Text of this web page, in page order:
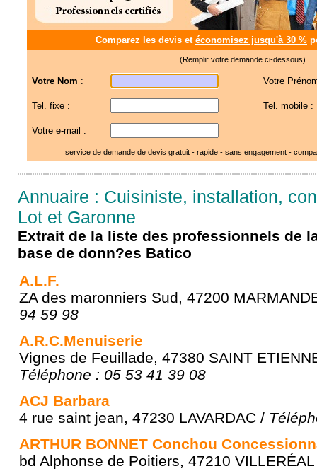
Comparez les devis et économisez jusqu'à 30 %
(Remplir votre demande ci-dessous)
Votre Nom : Votre
Tel. fixe : Tel. mobile :
Votre e-mail :
service de demande de devis gratuit - rapide - sans engagement -
Annuaire : Cuisiniste, installation,
Lot et Garonne
Extrait de la liste des professionnels de
base de donn?es Batico
A.L.F.
ZA des maronniers Sud, 47200
94 59 98
A.R.C.Menuiserie
Vignes de Feuillade, 47380 SAINT
Téléphone : 05 53 41 39 08
ACJ Barbara
4 rue saint jean, 47230 LAVARDAC /
ARTHUR BONNET Conchou
bd Alphonse de Poitiers, 47210